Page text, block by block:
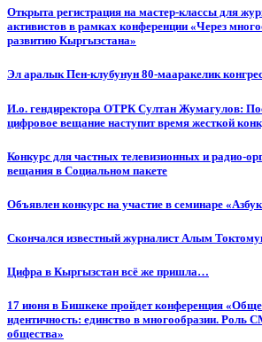
Открыта регистрация на мастер-классы для
активистов в рамках конференции «Через
развитию Кыргызстана»
Эл аралык Пен-клубунун 80-мааракелик
И.о. гендиректора ОТРК Султан Жумагулов:
цифровое вещание наступит время жесткой
Конкурс для частных телевизионных и радио-
вещания в Социальном пакете
Объявлен конкурс на участие в семинаре
Cкончался известный журналист Алым
Цифра в Кыргызстан всё же пришла…
17 июня в Бишкеке пройдет конференция
идентичность: единство в многообразии. Роль
общества»